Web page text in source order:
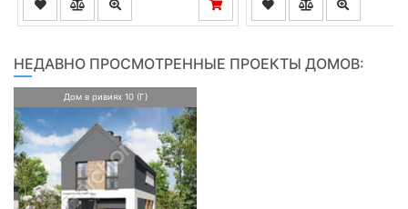
НЕДАВНО ПРОСМОТРЕННЫЕ ПРОЕКТЫ ДОМОВ:
Дом в ривиях 10 (Г)